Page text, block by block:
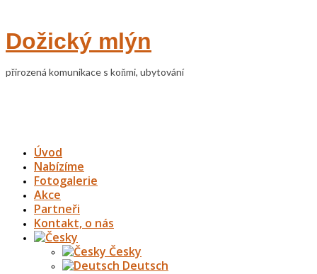
Dožický mlýn
přirozená komunikace s koňmi, ubytování
Úvod
Nabízíme
Fotogalerie
Akce
Partneři
Kontakt, o nás
Česky
Deutsch